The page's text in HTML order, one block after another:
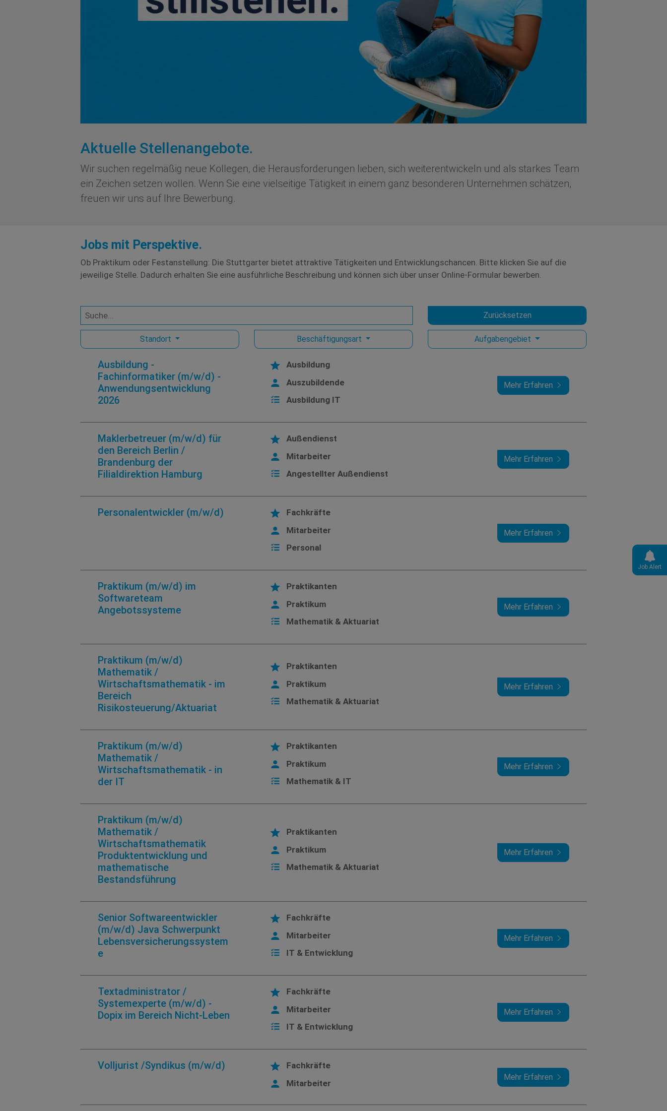
Aktuelle Stellenangebote.
Wir suchen regelmäßig neue Kollegen, die Herausforderungen lieben, sich weiterentwickeln und als starkes Team
ein Zeichen setzen wollen. Wenn Sie eine vielseitige Tätigkeit in einem ganz besonderen Unternehmen schätzen,
freuen wir uns auf Ihre Bewerbung.
Jobs mit Perspektive.
Ob Praktikum oder Festanstellung: Die Stuttgarter bietet attraktive Tätigkeiten und Entwicklungschancen. Bitte klicken Sie auf die
jeweilige Stelle. Dadurch erhalten Sie eine ausführliche Beschreibung und können sich über unser Online-Formular bewerben.
Zurücksetzen
Standort Beschäftigungsart Aufgabengebiet
Ausbildung -
Fachinformatiker (m/w/d) -
Anwendungsentwicklung
2026
Ausbildung
Auszubildende
Ausbildung IT
Mehr Erfahren
Maklerbetreuer (m/w/d) für
den Bereich Berlin /
Brandenburg der
Filialdirektion Hamburg
Außendienst
Mitarbeiter
Angestellter Außendienst
Mehr Erfahren
Personalentwickler (m/w/d)
Fachkräfte
Mitarbeiter
Personal
Mehr Erfahren
Praktikum (m/w/d) im
Softwareteam
Angebotssysteme
Praktikanten
Praktikum
Mathematik & Aktuariat
Mehr Erfahren
Praktikum (m/w/d)
Mathematik /
Wirtschaftsmathematik - im
Bereich
Risikosteuerung/Aktuariat
Praktikanten
Praktikum
Mathematik & Aktuariat
Mehr Erfahren
Praktikum (m/w/d)
Mathematik /
Wirtschaftsmathematik - in
der IT
Praktikanten
Praktikum
Mathematik & IT
Mehr Erfahren
Praktikum (m/w/d)
Mathematik /
Wirtschaftsmathematik
Produktentwicklung und
mathematische
Bestandsführung
Praktikanten
Praktikum
Mathematik & Aktuariat
Mehr Erfahren
Senior Softwareentwickler
(m/w/d) Java Schwerpunkt
Lebensversicherungssystem
e
Fachkräfte
Mitarbeiter
IT & Entwicklung
Mehr Erfahren
Textadministrator /
Systemexperte (m/w/d) -
Dopix im Bereich Nicht-Leben
Fachkräfte
Mitarbeiter
IT & Entwicklung
Mehr Erfahren
Volljurist /Syndikus (m/w/d)
Fachkräfte
Mitarbeiter
Mehr Erfahren
Job Alert